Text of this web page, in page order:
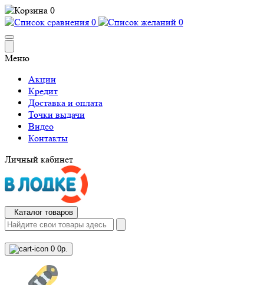
0
0
0
Меню
Акции
Кредит
Доставка и оплата
Точки выдачи
Видео
Контакты
Личный кабинет
Каталог товаров
0 0р.